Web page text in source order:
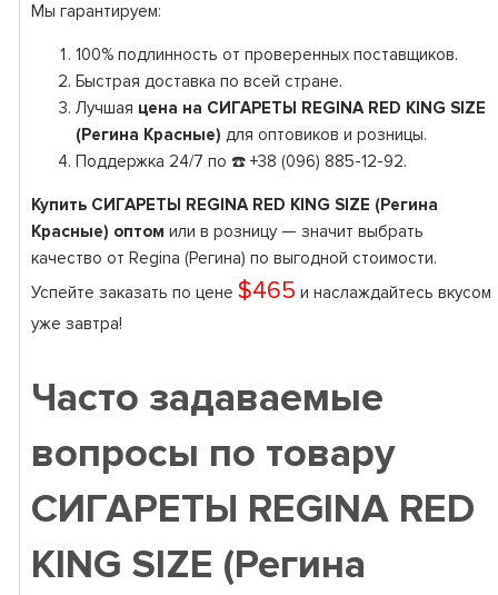
Мы гарантируем:
100% подлинность от проверенных поставщиков.
Быстрая доставка по всей стране.
Лучшая цена на СИГАРЕТЫ REGINA RED KING SIZE
(Регина Красные) для оптовиков и розницы.
Поддержка 24/7 по ☎️ +38 (096) 885-12-92.
Купить СИГАРЕТЫ REGINA RED KING SIZE (Регина
Красные) оптом или в розницу — значит выбрать
качество от Regina (Регина) по выгодной стоимости.
Успейте заказать по цене $465 и наслаждайтесь вкусом
уже завтра!
Часто задаваемые
вопросы по товару
СИГАРЕТЫ REGINA RED
KING SIZE (Регина